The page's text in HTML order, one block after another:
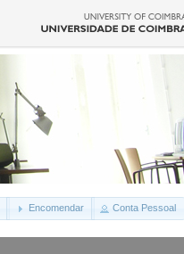
Encomendar Conta Pessoal